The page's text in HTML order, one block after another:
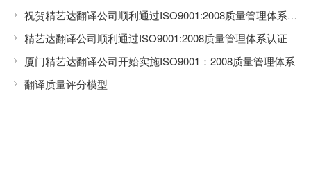
祝贺精艺达翻译公司顺利通过ISO9001:2008质量管理体系换证审核
精艺达翻译公司顺利通过ISO9001:2008质量管理体系认证
厦门精艺达翻译公司开始实施ISO9001：2008质量管理体系
翻译质量评分模型